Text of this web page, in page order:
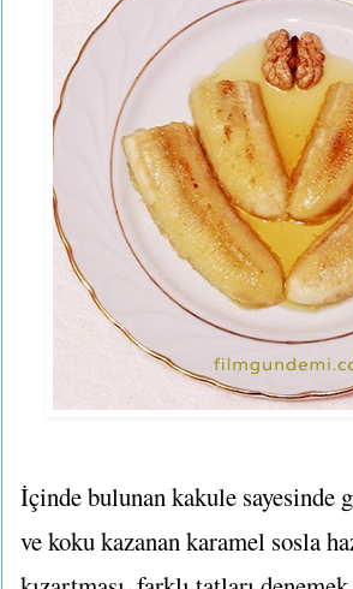
İçinde bulunan kakule sayesinde
ve koku kazanan karamel sosla